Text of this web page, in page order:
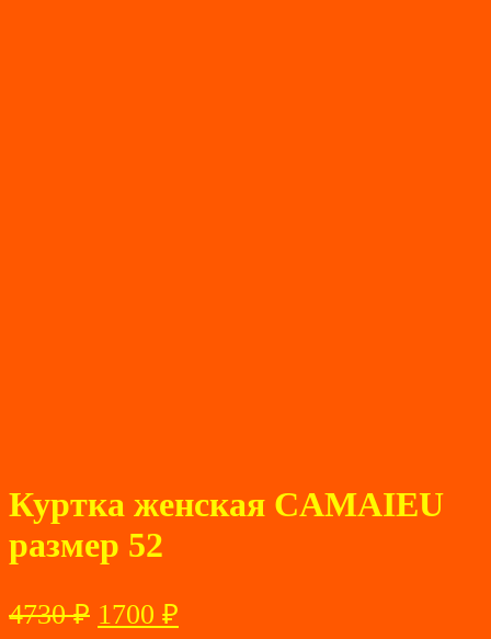
Куртка женская CAMAIEU
размер 52
4730₽ Первоначальная
1700 ₽